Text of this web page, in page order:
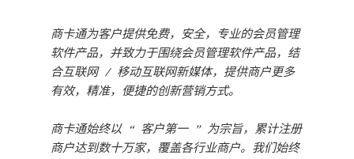
商卡通为客户提供免费，安全，专业的会员管理
软件产品，并致力于围绕会员管理软件产品，结
合互联网 / 移动互联网新媒体，提供商户更多
有效，精准，便捷的创新营销方式。
商卡通始终以 “ 客户第一 ” 为宗旨，累计注册
商户达到数十万家，覆盖各行业商户。我们始终